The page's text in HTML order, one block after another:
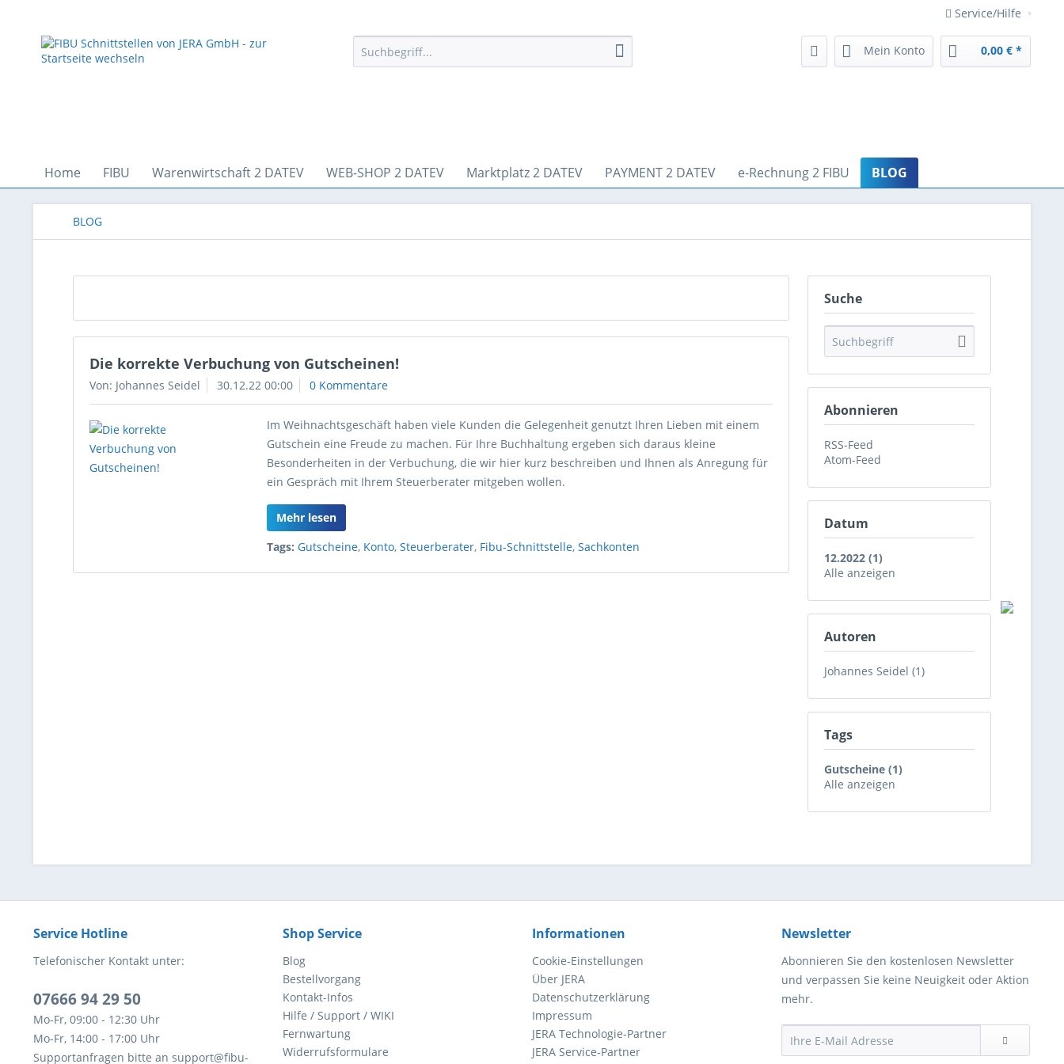
Service/Hilfe
Mein Konto 0,00 € *
Home FIBU Warenwirtschaft 2 DATEV WEB-SHOP 2 DATEV Marktplatz 2 DATEV PAYMENT 2 DATEV e-Rechnung 2 FIBU BLOG
BLOG
Suche
Abonnieren
RSS-Feed
Atom-Feed
Datum
12.2022 (1)
Alle anzeigen
Autoren
Johannes Seidel (1)
Tags
Gutscheine (1)
Alle anzeigen
Die korrekte Verbuchung von Gutscheinen!
Von: Johannes Seidel 30.12.22 00:00 0 Kommentare
Im Weihnachtsgeschäft haben viele Kunden die Gelegenheit genutzt Ihren Lieben mit einem
Gutschein eine Freude zu machen. Für Ihre Buchhaltung ergeben sich daraus kleine
Besonderheiten in der Verbuchung, die wir hier kurz beschreiben und Ihnen als Anregung für
ein Gespräch mit Ihrem Steuerberater mitgeben wollen.
Mehr lesen
Tags: Gutscheine, Konto,Steuerberater, Fibu-Schnittstelle,Sachkonten
Service Hotline
Telefonischer Kontakt unter:
07666 94 29 50
Mo-Fr, 09:00 - 12:30 Uhr
Mo-Fr, 14:00 - 17:00 Uhr
Supportanfragen bitte an support@fibu-
Shop Service
Blog
Bestellvorgang
Kontakt-Infos
Hilfe / Support / WIKI
Fernwartung
Widerrufsformulare
Informationen
Cookie-Einstellungen
Über JERA
Datenschutzerklärung
Impressum
JERA Technologie-Partner
JERA Service-Partner
Newsletter
Abonnieren Sie den kostenlosen Newsletter
und verpassen Sie keine Neuigkeit oder Aktion
mehr.